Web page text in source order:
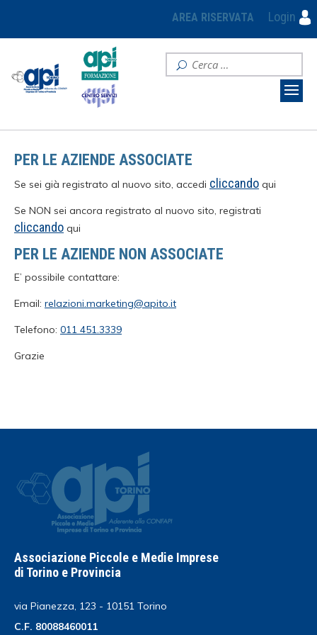
AREA RISERVATA Login
PER LE AZIENDE ASSOCIATE
Se sei già registrato al nuovo sito, accedi cliccando qui
Se NON sei ancora registrato al nuovo sito, registrati
cliccando qui
PER LE AZIENDE NON ASSOCIATE
E’ possibile contattare:
Email: relazioni.marketing@apito.it
Telefono: 011 451.3339
Grazie
Associazione Piccole e Medie Imprese
di Torino e Provincia
via Pianezza, 123 - 10151 Torino
C.F. 80088460011